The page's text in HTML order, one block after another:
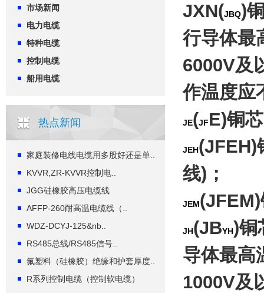
市场新闻
电力电缆
特种电缆
控制电缆
船用电缆
热点新闻
家庭装修电线电缆用多股好还是单..
KVVR,ZR-KVVR控制电..
JGG硅橡胶高压电缆线
AFFP-260耐高温电缆线（..
WDZ-DCYJ-125&nb..
RS485总线/RS485信号..
氟塑料（硅橡胶）绝缘和护套厚度..
R系列控制电缆（控制软电缆）
JXN(JBQ)
行导体最
6000V及
作温度
JE(JFE)铜
JEH(JFEH)
线)；
JEM
JH(JBYH)铜
导体最高
1000V及